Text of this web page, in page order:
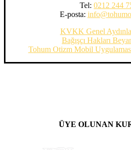
Tel: 0212 244
E-posta:
KVKK Genel
Bağışçı Hakları
Tohum Otizm Mobil
ÜYE OLUNAN